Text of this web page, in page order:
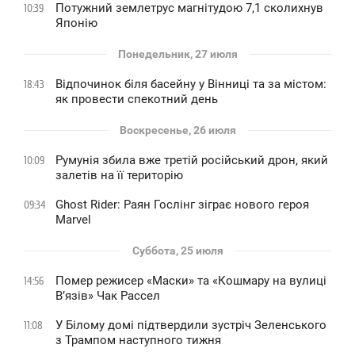
10:39
Потужний землетрус магнітудою 7,1 сколихнув
Японію
Понедельник, 27 июля
18:43
Відпочинок біля басейну у Вінниці та за містом:
як провести спекотний день
Воскресенье, 26 июля
10:09
Румунія збила вже третій російський дрон, який
залетів на її територію
09:34
Ghost Rider: Раян Гослінг зіграє нового героя
Marvel
Суббота, 25 июля
14:56
Помер режисер «Маски» та «Кошмару на вулиці
В’язів» Чак Рассел
11:08
У Білому домі підтвердили зустріч Зеленського
з Трампом наступного тижня